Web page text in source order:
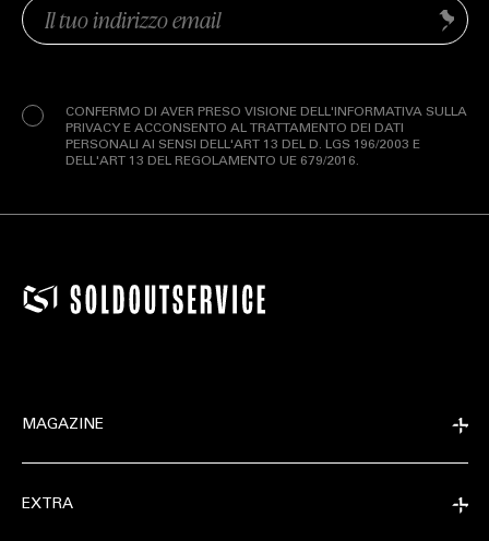
Email
(Obbligatorio)
CONFERMO DI AVER PRESO VISIONE DELL'INFORMATIVA SULLA
PRIVACY E ACCONSENTO AL TRATTAMENTO DEI DATI
PERSONALI AI SENSI DELL'ART 13 DEL D. LGS 196/2003 E
DELL'ART 13 DEL REGOLAMENTO UE 679/2016.
Invia
MAGAZINE
EXTRA